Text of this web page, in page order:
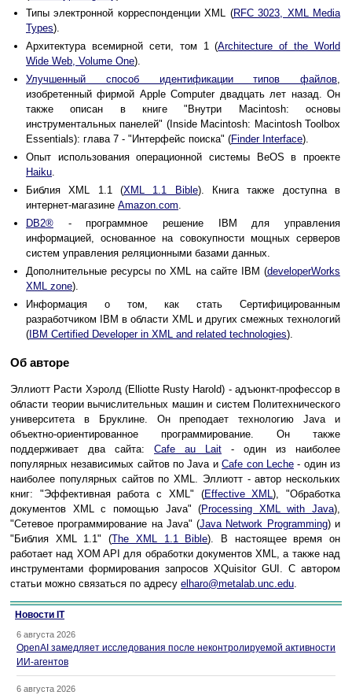
Типы электронной корреспонденции XML (RFC 3023, XML Media
Types).
Архитектура всемирной сети, том 1 (Architecture of the World
Wide Web, Volume One).
Улучшенный способ идентификации типов файлов,
изобретенный фирмой Apple Computer двадцать лет назад. Он
также описан в книге "Внутри Macintosh: основы
инструментальных панелей" (Inside Macintosh: Macintosh Toolbox
Essentials): глава 7 - "Интерфейс поиска" (Finder Interface).
Опыт использования операционной системы BeOS в проекте
Haiku.
Библия XML 1.1 (XML 1.1 Bible). Книга также доступна в
интернет-магазине Amazon.com.
DB2® - программное решение IBM для управления
информацией, основанное на совокупности мощных серверов
систем управления реляционными базами данных.
Дополнительные ресурсы по XML на сайте IBM (developerWorks
XML zone).
Информация о том, как стать Сертифицированным
разработчиком IBM в области XML и других смежных технологий
( IBM Certified Developer in XML and related technologies).
Об авторе
Эллиотт Расти Хэролд (Elliotte Rusty Harold) - адъюнкт-профессор в
области теории вычислительных машин и систем Политехнического
университета в Бруклине. Он преподает технологию Java и
объектно-ориентированное программирование. Он также
поддерживает два сайта: Cafe au Lait - один из наиболее
популярных независимых сайтов по Java иCafe con Leche- один из
наиболее популярных сайтов по XML. Эллиотт - автор нескольких
книг: "Эффективная работа с XML" (Effective XML), "Обработка
документов XML с помощью Java" (Processing XML with Java),
"Сетевое программирование на Java" (Java Network Programming) и
"Библия XML 1.1" (The XML 1.1 Bible). В настоящее время он
работает над XOM API для обработки документов XML, а также над
инструментами формирования запросов XQuisitor GUI. С автором
статьи можно связаться по адресу elharo@metalab.unc.edu.
Новости IT
6 августа 2026
OpenAI замедляет исследования после неконтролируемой активности
ИИ-агентов
6 августа 2026